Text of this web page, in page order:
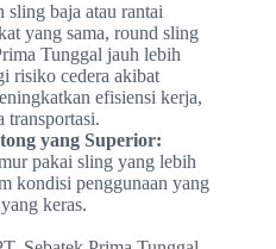
baja atau rantai
yang sama, round sling
Tunggal jauh lebih
risiko cedera akibat
efisiensi kerja,
transportasi.
yang Superior:
pakai sling yang lebih
kondisi penggunaan yang
keras.